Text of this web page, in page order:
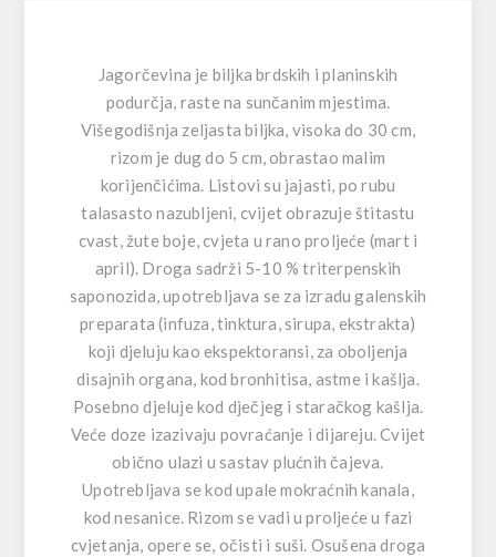
Jagorčevina je biljka brdskih i planinskih
podurčja, raste na sunčanim mjestima.
Višegodišnja zeljasta biljka, visoka do 30 cm,
rizom je dug do 5 cm, obrastao malim
korijenčićima. Listovi su jajasti, po rubu
talasasto nazubljeni, cvijet obrazuje štitastu
cvast, žute boje, cvjeta u rano proljeće (mart i
april). Droga sadrži 5-10 % triterpenskih
saponozida, upotrebljava se za izradu galenskih
preparata (infuza, tinktura, sirupa, ekstrakta)
koji djeluju kao ekspektoransi, za oboljenja
disajnih organa, kod bronhitisa, astme i kašlja.
Posebno djeluje kod dječjeg i staračkog kašlja.
Veće doze izazivaju povraćanje i dijareju. Cvijet
obično ulazi u sastav plućnih čajeva.
Upotrebljava se kod upale mokraćnih kanala,
kod nesanice. Rizom se vadi u proljeće u fazi
cvjetanja, opere se, očisti i suši. Osušena droga